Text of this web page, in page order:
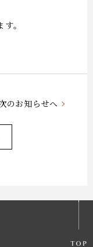
。
のお知らせへ